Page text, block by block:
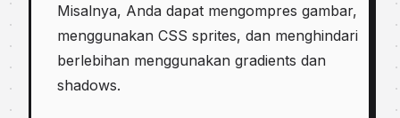
Misalnya, Anda dapat mengompres gambar,
menggunakan CSS sprites, dan menghindari
berlebihan menggunakan gradients dan
shadows.